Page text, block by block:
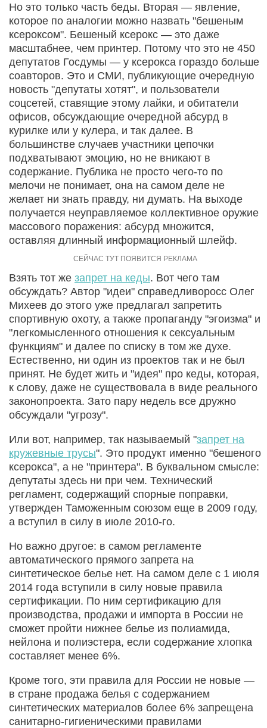
Но это только часть беды. Вторая — явление,
которое по аналогии можно назвать "бешеным
ксероксом". Бешеный ксерокс — это даже
масштабнее, чем принтер. Потому что это не 450
депутатов Госдумы — у ксерокса гораздо больше
соавторов. Это и СМИ, публикующие очередную
новость "депутаты хотят", и пользователи
соцсетей, ставящие этому лайки, и обитатели
офисов, обсуждающие очередной абсурд в
курилке или у кулера, и так далее. В
большинстве случаев участники цепочки
подхватывают эмоцию, но не вникают в
содержание. Публика не просто чего-то по
мелочи не понимает, она на самом деле не
желает ни знать правду, ни думать. На выходе
получается неуправляемое коллективное оружие
массового поражения: абсурд множится,
оставляя длинный информационный шлейф.
Взять тот же запрет на кеды. Вот чего там
обсуждать? Автор "идеи" справедливоросс Олег
Михеев до этого уже предлагал запретить
спортивную охоту, а также пропаганду "эгоизма" и
"легкомысленного отношения к сексуальным
функциям" и далее по списку в том же духе.
Естественно, ни один из проектов так и не был
принят. Не будет жить и "идея" про кеды, которая,
к слову, даже не существовала в виде реального
законопроекта. Зато пару недель все дружно
обсуждали "угрозу".
Или вот, например, так называемый "запрет на
кружевные трусы". Это продукт именно "бешеного
ксерокса", а не "принтера". В буквальном смысле:
депутаты здесь ни при чем. Технический
регламент, содержащий спорные поправки,
утвержден Таможенным союзом еще в 2009 году,
а вступил в силу в июле 2010-го.
Но важно другое: в самом регламенте
автоматического прямого запрета на
синтетическое белье нет. На самом деле с 1 июля
2014 года вступили в силу новые правила
сертификации. По ним сертификацию для
производства, продажи и импорта в России не
сможет пройти нижнее белье из полиамида,
нейлона и полиэстера, если содержание хлопка
составляет менее 6%.
Кроме того, эти правила для России не новые —
в стране продажа белья с содержанием
синтетических материалов более 6% запрещена
санитарно-гигиеническими правилами